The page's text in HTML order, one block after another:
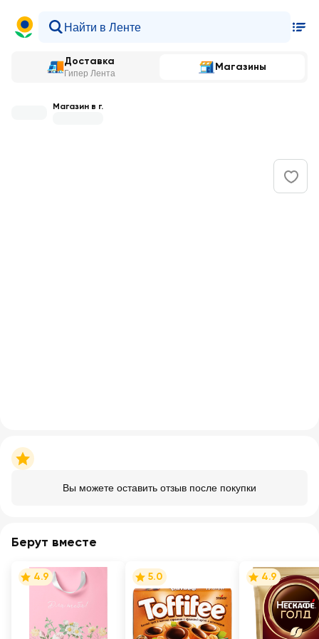
Доставка
Гипер Лента
Магазины
Магазин в г.
Вы можете оставить отзыв после покупки
Берут вместе
4.9 5.0 4.9